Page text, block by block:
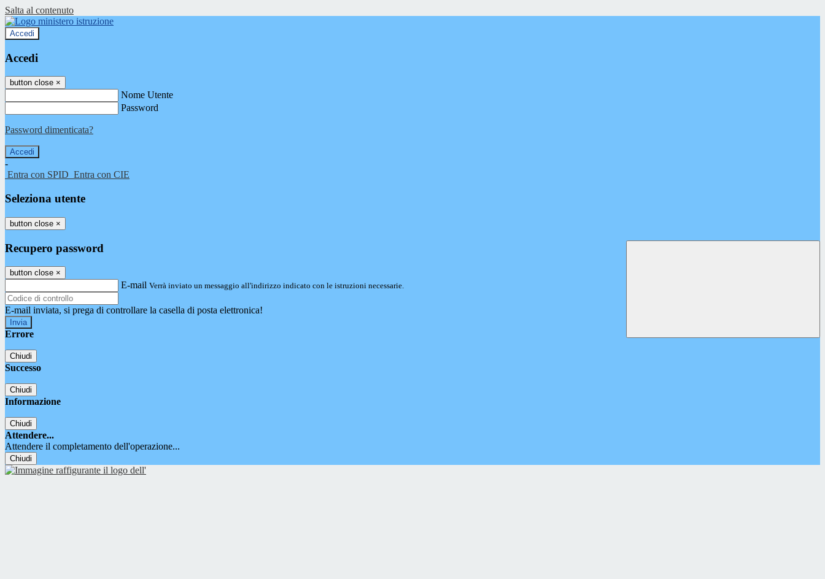
Salta al contenuto
Accedi
Accedi
button close ×
Nome Utente
Password
Password dimenticata?
-
Entra con SPID Entra con CIE
Seleziona utente
button close ×
Recupero password
button close ×
E-mail Verrà inviato un messaggio all'indirizzo indicato con le istruzioni necessarie.
E-mail inviata, si prega di controllare la casella di posta elettronica!
Errore
Chiudi
Successo
Chiudi
Informazione
Chiudi
Attendere...
Attendere il completamento dell'operazione...
Chiudi